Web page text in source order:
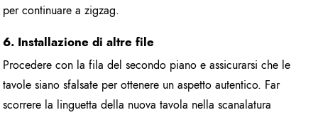
per continuare a zigzag.
6. Installazione di altre file
Procedere con la fila del secondo piano e assicurarsi che le
tavole siano sfalsate per ottenere un aspetto autentico. Far
scorrere la linguetta della nuova tavola nella scanalatura